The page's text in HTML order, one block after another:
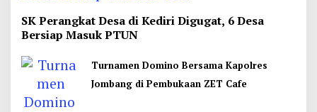
SK Perangkat Desa di Kediri Digugat, 6 Desa
Bersiap Masuk PTUN
Turnamen Domino Bersama Kapolres
Jombang di Pembukaan ZET Cafe